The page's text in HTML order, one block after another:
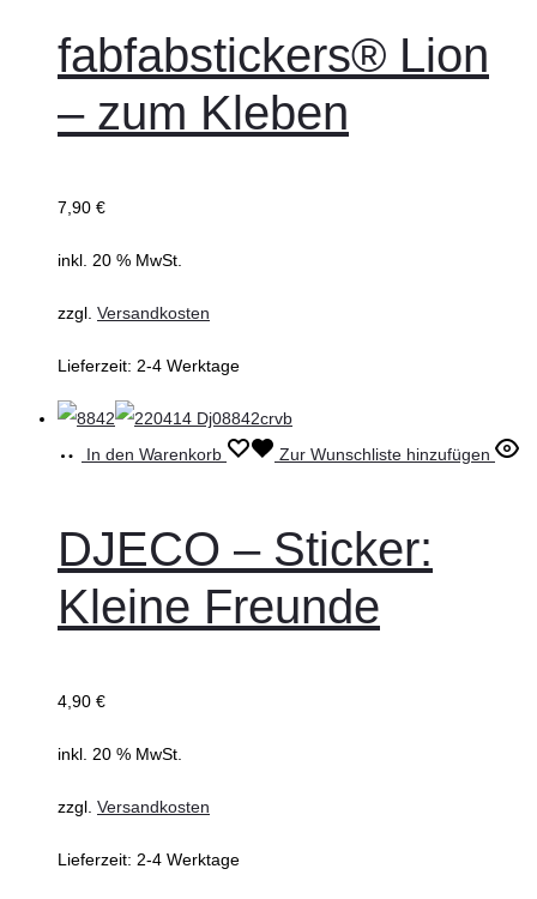
fabfabstickers® Lion
– zum Kleben
7,90 €
inkl. 20 % MwSt.
zzgl. Versandkosten
Lieferzeit: 2-4 Werktage
In den Warenkorb Zur Wunschliste hinzufügen
DJECO – Sticker:
Kleine Freunde
4,90 €
inkl. 20 % MwSt.
zzgl. Versandkosten
Lieferzeit: 2-4 Werktage